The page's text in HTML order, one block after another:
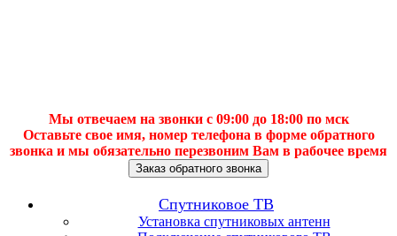
Мы отвечаем на звонки с 09:00 до 18:00 по мск
Оставьте свое имя, номер телефона в форме обратного
звонка и мы обязательно перезвоним Вам в рабочее время
Заказ обратного звонка
Спутниковое ТВ
Установка спутниковых антенн